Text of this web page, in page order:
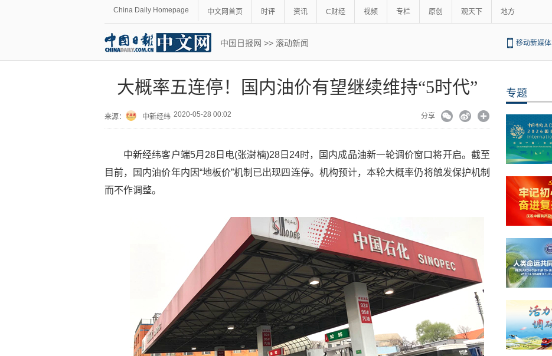
China Daily Homepage 中文网首页 时评 资讯 C财经 视频 专栏 原创 观天下 地方
中国日报网 >> 滚动新闻 移动新媒体
大概率五连停！国内油价有望继续维持“5时代”
来源： 中新经纬 2020-05-28 00:02 分享
中新经纬客户端5月28日电(张澍楠)28日24时，国内成品油新一轮调价窗口将开启。截至
目前，国内油价年内因“地板价”机制已出现四连停。机构预计，本轮大概率仍将触发保护机制
而不作调整。
专题